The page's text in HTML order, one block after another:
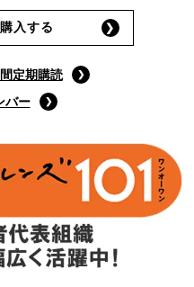
入する
定期購読
バー